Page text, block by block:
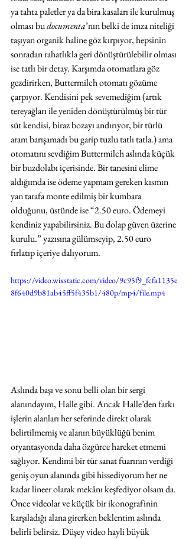
ya tahta paletler ya da bira kasaları ile kurulmuş
olması bu documenta’nın belki de imza niteliği
taşıyan organik haline göz kırpıyor, hepsinin
sonradan rahatlıkla geri dönüştürülebilir olması
ise tatlı bir detay. Karşımda otomatlara göz
gezdirirken, Buttermilch otomatı gözüme
çarpıyor. Kendisini pek sevemediğim (artık
tereyağları ile yeniden dönüştürülmüş bir tür
süt kendisi, biraz bozayı andırıyor, bir türlü
aram barışamadı bu garip tuzlu tatlı tatla.) ama
otomatını sevdiğim Buttermilch aslında küçük
bir buzdolabı içerisinde. Bir tanesini elime
aldığımda ise ödeme yapmam gereken kısmın
yan tarafa monte edilmiş bir kumbara
olduğunu, üstünde ise “2.50 euro. Ödemeyi
kendiniz yapabilirsiniz. Bu dolap güven üzerine
kurulu.” yazısına gülümseyip, 2.50 euro
fırlatıp içeriye dalıyorum.
https://video.wixstatic.com/video/9c95f9_fcfa1135e
8f640d9b81ab45ff5f435b1/480p/mp4/file.mp4
Aslında başı ve sonu belli olan bir sergi
alanındayım, Halle gibi. Ancak Halle’den farkı
işlerin alanları her seferinde direkt olarak
belirtilmemiş ve alanın büyüklüğü benim
oryantasyonda daha özgürce hareket etmemi
sağlıyor. Kendimi bir tür sanat fuarının verdiği
geniş oyun alanında gibi hissediyorum her ne
kadar lineer olarak mekânı keşfediyor olsam da.
Önce videolar ve küçük bir ikonografinin
karşıladığı alana girerken beklentim aslında
belirli belirsiz. Düşey video hayli büyük